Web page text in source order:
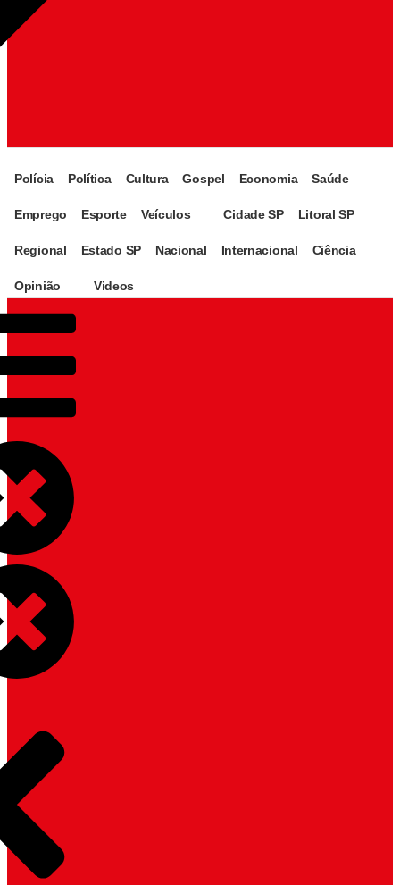
Polícia Política Cultura Gospel Economia Saúde
Emprego Esporte Veículos Cidade SP Litoral SP
Regional Estado SP Nacional Internacional Ciência
Opinião Videos